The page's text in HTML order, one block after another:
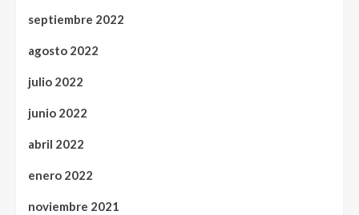
septiembre 2022
agosto 2022
julio 2022
junio 2022
abril 2022
enero 2022
noviembre 2021